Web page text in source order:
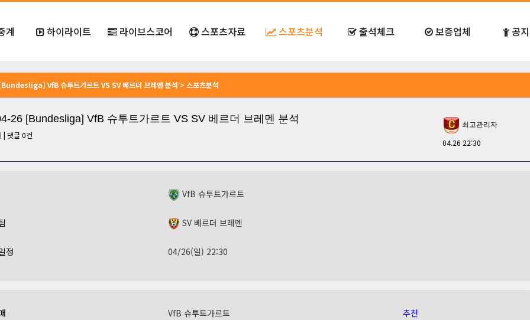
계 하이라이트 라이브스코어 스포츠자료 스포츠분석 출석체크 보증업체 공
VfB 슈투트가르트 VS SV 베르더 브레멘 분석 > 스포츠분석
26 [Bundesliga] VfB 슈투트가르트 VS SV 베르더 브레멘 분석
| 댓글0건
최고관리자
04.26 22:30
VfB 슈투트가르트
SV 베르더 브레멘
정 04/26(일) 22:30
VfB 슈투트가르트 추천